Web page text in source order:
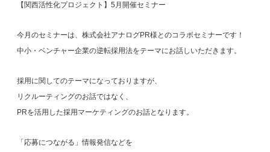
【関西活性化プロジェクト】5月開催セミナー
今月のセミナーは、株式会社アナログPR様とのコラボセミナーです！
中小・ベンチャー企業の逆転採用法をテーマにお話しいただきます。
採用に関してのテーマになっておりますが、
リクルーティングのお話ではなく、
PRを活用した採用マーケティングのお話となります。
「応募につながる」情報発信などを